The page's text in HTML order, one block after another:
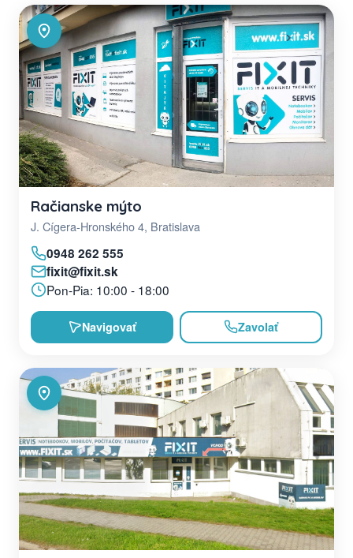
Račianske mýto
J. Cígera-Hronského 4, Bratislava
0948 262 555
fixit@fixit.sk
Pon-Pia: 10:00 - 18:00
Navigovať Zavolať